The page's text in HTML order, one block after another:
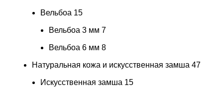
Вельбоа 15
Вельбоа 3 мм 7
Вельбоа 6 мм 8
Натуральная кожа и искусственная замша 47
Искусственная замша 15